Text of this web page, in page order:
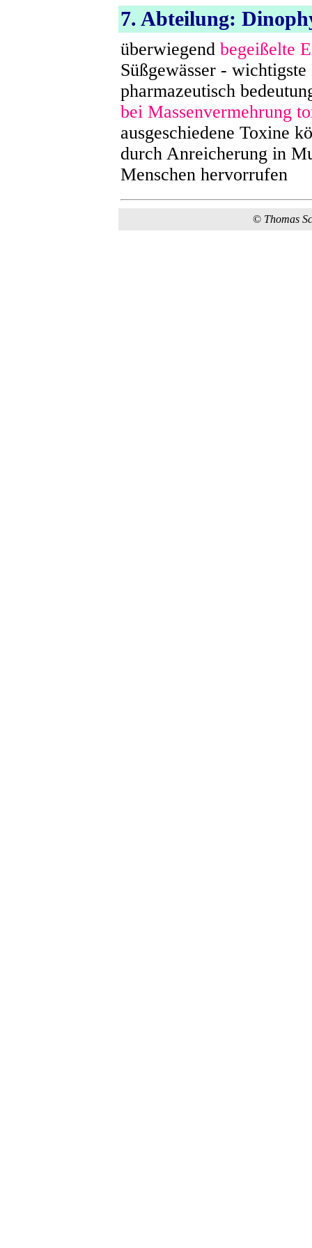
7. Abteilung:
überwiegend begeißelte
Süßgewässer -
pharmazeutisch
bei Massenvermehrung
ausgeschiedene Toxine
durch Anreicherung in
Menschen hervorrufen
© Thomas